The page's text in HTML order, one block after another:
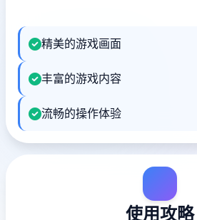
精美的游戏画面
丰富的游戏内容
流畅的操作体验
使用攻略